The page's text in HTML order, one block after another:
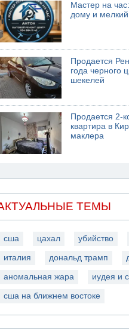
Мастер на
дому и
Продается
года черного
шекелей
Продается 2-
квартира в
маклера
ТЕМЫ
сша цахал убийство
италия дональд трамп
аномальная жара иудея и
сша на ближнем востоке